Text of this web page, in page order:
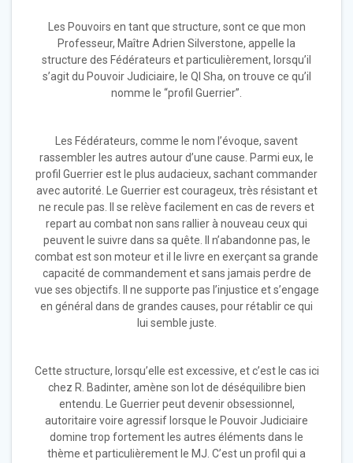
Les Pouvoirs en tant que structure, sont ce que mon
Professeur, Maître Adrien Silverstone, appelle la
structure des Fédérateurs et particulièrement, lorsqu’il
s’agit du Pouvoir Judiciaire, le QI Sha, on trouve ce qu’il
nomme le “profil Guerrier”.
Les Fédérateurs, comme le nom l’évoque, savent
rassembler les autres autour d’une cause. Parmi eux, le
profil Guerrier est le plus audacieux, sachant commander
avec autorité. Le Guerrier est courageux, très résistant et
ne recule pas. Il se relève facilement en cas de revers et
repart au combat non sans rallier à nouveau ceux qui
peuvent le suivre dans sa quête. Il n’abandonne pas, le
combat est son moteur et il le livre en exerçant sa grande
capacité de commandement et sans jamais perdre de
vue ses objectifs. Il ne supporte pas l’injustice et s’engage
en général dans de grandes causes, pour rétablir ce qui
lui semble juste.
Cette structure, lorsqu’elle est excessive, et c’est le cas ici
chez R. Badinter, amène son lot de déséquilibre bien
entendu. Le Guerrier peut devenir obsessionnel,
autoritaire voire agressif lorsque le Pouvoir Judiciaire
domine trop fortement les autres éléments dans le
thème et particulièrement le MJ. C’est un profil qui a